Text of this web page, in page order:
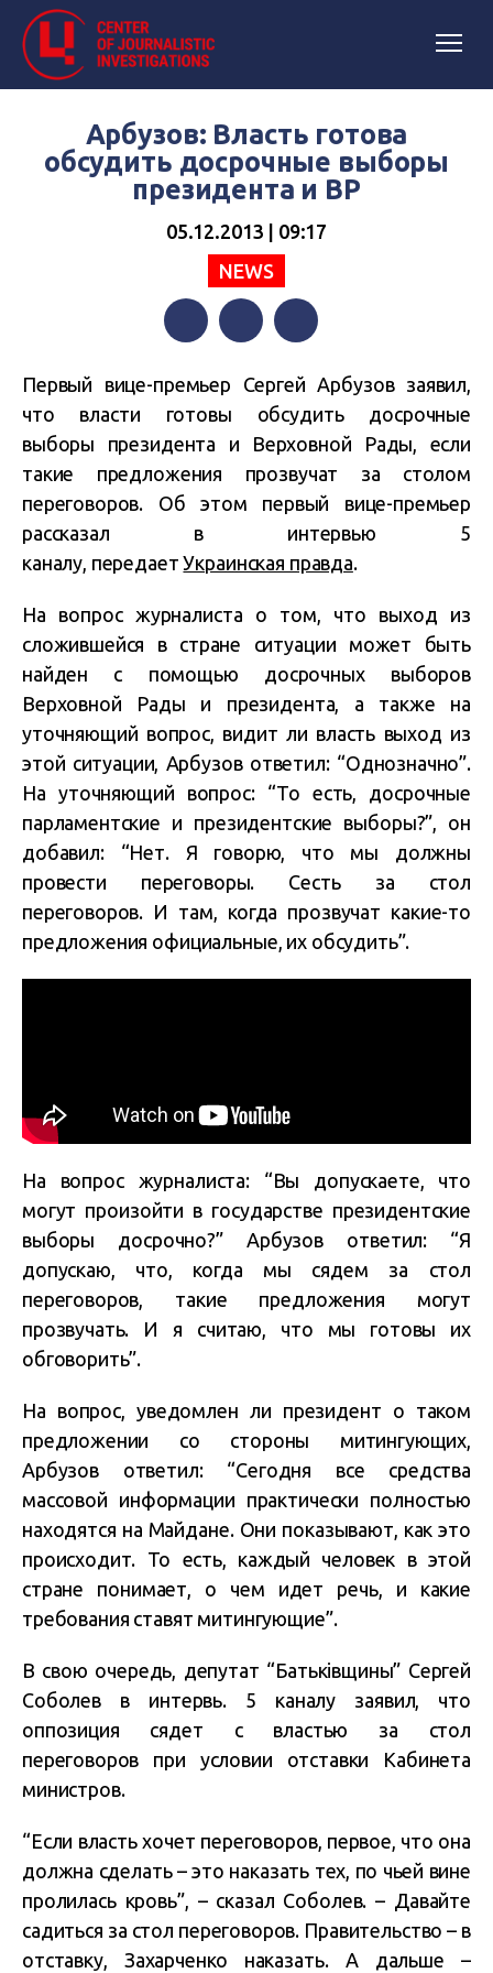
Арбузов: Власть готова
обсудить досрочные выборы
президента и ВР
05.12.2013 | 09:17
NEWS
Первый вице-премьер Сергей Арбузов заявил,
что власти готовы обсудить досрочные
выборы президента и Верховной Рады, если
такие предложения прозвучат за столом
переговоров. Об этом первый вице-премьер
рассказал в интервью 5
каналу, передаетУкраинская правда.
На вопрос журналиста о том, что выход из
сложившейся в стране ситуации может быть
найден с помощью досрочных выборов
Верховной Рады и президента, а также на
уточняющий вопрос, видит ли власть выход из
этой ситуации, Арбузов ответил: “Однозначно”.
На уточняющий вопрос: “То есть, досрочные
парламентские и президентские выборы?”, он
добавил: “Нет. Я говорю, что мы должны
провести переговоры. Сесть за стол
переговоров. И там, когда прозвучат какие-то
предложения официальные, их обсудить”.
На вопрос журналиста: “Вы допускаете, что
могут произойти в государстве президентские
выборы досрочно?” Арбузов ответил: “Я
допускаю, что, когда мы сядем за стол
переговоров, такие предложения могут
прозвучать. И я считаю, что мы готовы их
обговорить”.
На вопрос, уведомлен ли президент о таком
предложении со стороны митингующих,
Арбузов ответил: “Сегодня все средства
массовой информации практически полностью
находятся на Майдане. Они показывают, как это
происходит. То есть, каждый человек в этой
стране понимает, о чем идет речь, и какие
требования ставят митингующие”.
В свою очередь, депутат “Батькiвщины” Сергей
Соболев в интервь. 5 каналу заявил, что
оппозиция сядет с властью за стол
переговоров при условии отставки Кабинета
министров.
“Если власть хочет переговоров, первое, что она
должна сделать – это наказать тех, по чьей вине
пролилась кровь”, – сказал Соболев. – Давайте
садиться за стол переговоров. Правительство – в
отставку, Захарченко наказать. А дальше –